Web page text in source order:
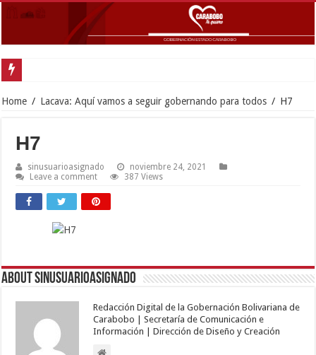
Home / Lacava: Aquí vamos a seguir gobernando para todos / H7
H7
sinusuarioasignado
noviembre 24, 2021
Leave a comment
387 Views
About sinusuarioasignado
Redacción Digital de la Gobernación Bolivariana de
Carabobo | Secretaría de Comunicación e
Información | Dirección de Diseño y Creación